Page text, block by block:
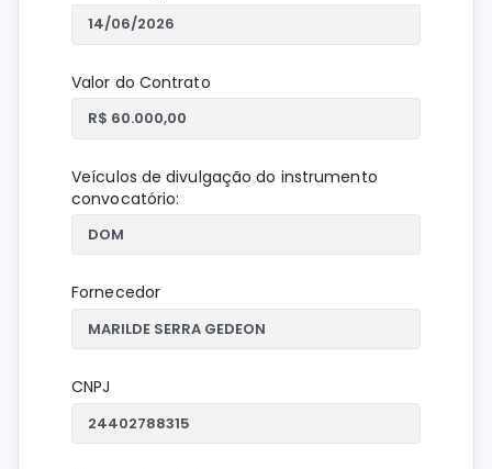
Valor do Contrato
Veículos de divulgação do instrumento
convocatório:
Fornecedor
CNPJ